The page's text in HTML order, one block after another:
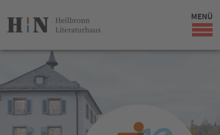
MENÜ